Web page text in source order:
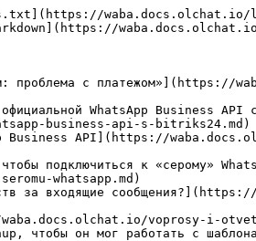
waba.docs.olchat.io/
проблема с
и официальной WhatsApp
business-api-s-bitriks24.md)
Business API](https://
чтобы подключиться к
whatsapp.md)
за входящие
waba.docs.olchat.io/voprosy-i-
чтобы он мог работать